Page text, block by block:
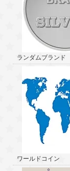
ランダムブランド
ワールドコイン